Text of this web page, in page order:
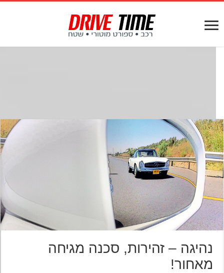
נהיגה – זהירות, סכנה מגיחה
מאחור!